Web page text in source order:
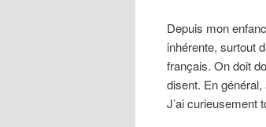
Depuis mon
inhérente, surtout
français. On doit
disent. En
J’ai curieusement